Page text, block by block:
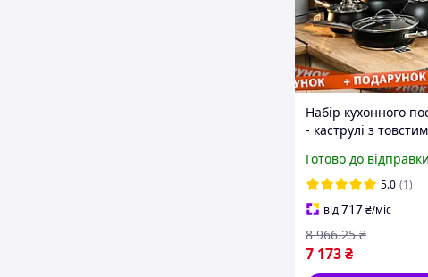
Набір кухонного
- каструлі з товстим
2.9 л, чайник 3 л,
лопаток
Готово до відправки
5.0 (1)
від717₴/міс
7 173₴
8 966.25 ₴